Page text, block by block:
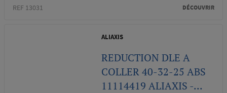
REF 13031 DÉCOUVRIR
ALIAXIS
REDUCTION DLE A
COLLER 40-32-25 ABS
11114419 ALIAXIS -...